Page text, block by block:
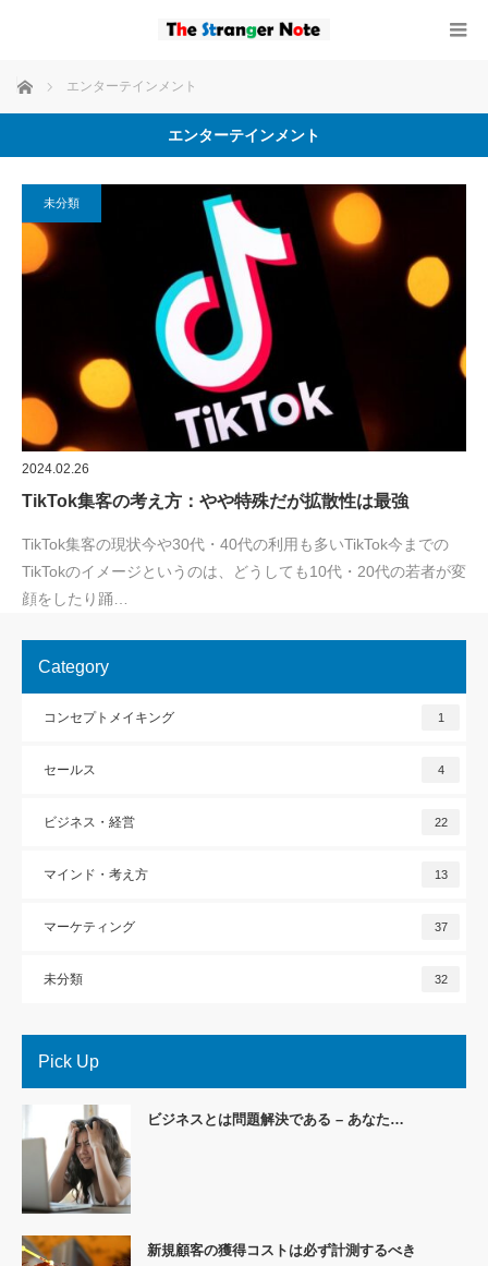
ホーム エンターテインメント
エンターテインメント
未分類
2024.02.26
TikTok集客の考え方：やや特殊だが拡散性は最強
TikTok集客の現状今や30代・40代の利用も多いTikTok今までの
TikTokのイメージというのは、どうしても10代・20代の若者が変
顔をしたり踊…
Category
コンセプトメイキング 1
セールス 4
ビジネス・経営 22
マインド・考え方 13
マーケティング 37
未分類 32
Pick Up
ビジネスとは問題解決である – あなた…
新規顧客の獲得コストは必ず計測するべき